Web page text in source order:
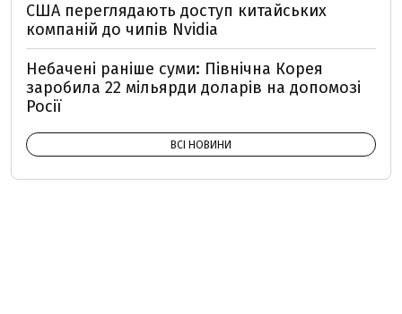
США переглядають доступ китайських
компаній до чипів Nvidia
Небачені раніше суми: Північна Корея
заробила 22 мільярди доларів на допомозі
Росії
ВСІ НОВИНИ